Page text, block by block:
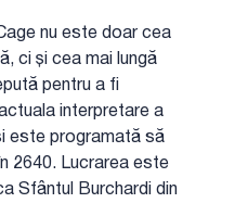
nu este doar cea
ci și cea mai lungă
pentru a fi
interpretare a
este programată să
2640. Lucrarea este
Sfântul Burchardi din